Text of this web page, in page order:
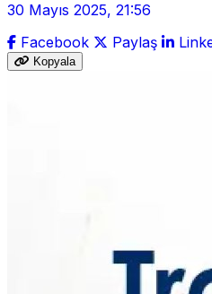
30 Mayıs 2025, 21:56
Facebook
Paylaş
Kopyala